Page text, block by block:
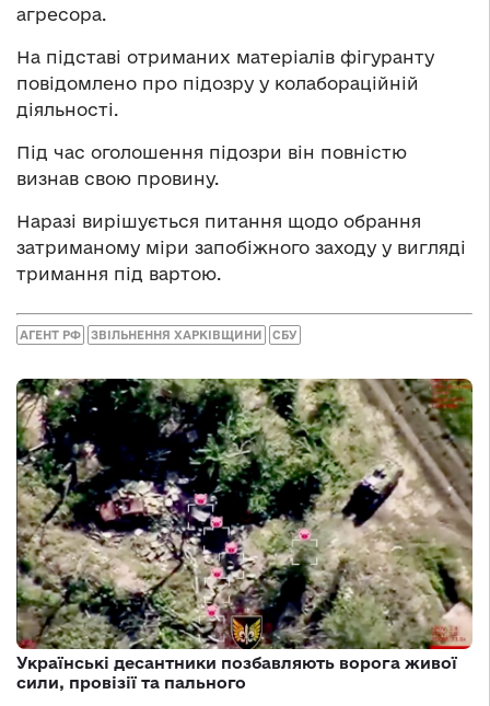
агресора.
На підставі отриманих матеріалів фігуранту
повідомлено про підозру у колабораційній
діяльності.
Під час оголошення підозри він повністю
визнав свою провину.
Наразі вирішується питання щодо обрання
затриманому міри запобіжного заходу у вигляді
тримання під вартою.
АГЕНТ РФ ЗВІЛЬНЕННЯ ХАРКІВЩИНИ СБУ
Українські десантники позбавляють ворога живої
сили, провізії та пального